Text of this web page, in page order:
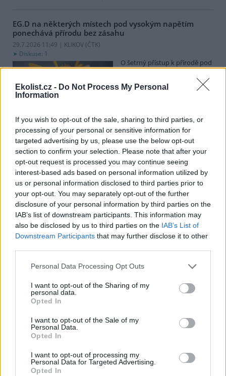
Ekolist.cz - Do Not Process My Personal
Information
If you wish to opt-out of the sale, sharing to third parties, or
processing of your personal or sensitive information for
targeted advertising by us, please use the below opt-out
section to confirm your selection. Please note that after your
opt-out request is processed you may continue seeing
interest-based ads based on personal information utilized by
us or personal information disclosed to third parties prior to
your opt-out. You may separately opt-out of the further
disclosure of your personal information by third parties on the
IAB’s list of downstream participants. This information may
also be disclosed by us to third parties on the IAB’s List of
Downstream Participants that may further disclose it to other
Personal Data Processing Opt Outs
I want to opt-out of the Sharing of my
personal data.
Opted In
I want to opt-out of the Sale of my
Personal Data.
Opted In
I want to opt-out of processing my
Personal Data for Targeted Advertising.
Opted In
EG.D na některých místech pod vysokým napětím
ponechává přírodu bez zásahu
29.7.2026 11:49 | KLIKOV (ČTK)
Diskuse: 1
O šetrný přístup k přírodě pod
snaží distributor elektřiny
EG.D. U Klikova na
pás pod vysokým napětím, ale jen odstraňují vyšší dřeviny.
Novinářům to dnes řekli zástupci společnosti. Chtějí pomoci tomu,
aby krajina kolem energetické infrastruktury byla druhově pestřejší
a odolnější.
Zájem o elektrická nákladní auta v Česku roste, ale
pomaleji než v EU
29.7.2026 11:25 (ČTK )
Diskuse: 2
Zájem dopravců o nákladní
auta a autobusy na elektrický
pohon v Česku meziročně
roste, ale pomaleji, než je
průměr Evropské unie. U
nákladní auta do 3,5 tuny, byl růst větší než průměr EU. V analýze
Evropského sdružení výrobců automobilů.
nevyloučily krátkodobé zdražení
29.7.2026 10:20 (
E-shopy očekávají vyšší
náklady na nové obaly,